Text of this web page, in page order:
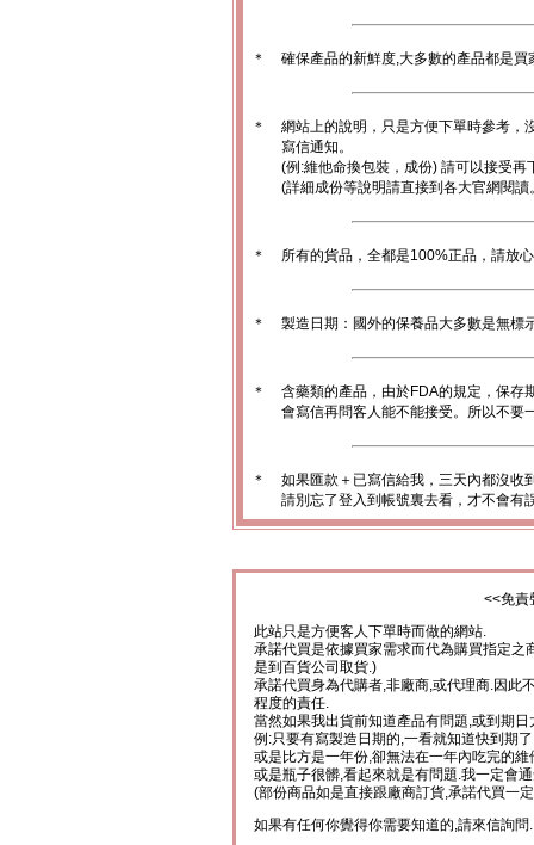
＊ 確保產品的新鮮度,大多數的產品都是
＊
網站上的說明，只是方便下單時參考，
寫信通知。
(例:維他命換包裝，成份) 請可以接受再
(詳細成份等說明請直接到各大官網閱讀
＊ 所有的貨品，全都是100%正品，請放
＊ 製造日期：國外的保養品大多數是無標
＊
含藥類的產品，由於FDA的規定，保存
會寫信再問客人能不能接受。所以不要
＊
如果匯款＋已寫信給我，三天內都沒收
請別忘了登入到帳號裏去看，才不會有
<<免責
此站只是方便客人下單時而做的網站.
承諾代買是依據買家需求而代為購買指定之
是到百貨公司取貨.)
承諾代買身為代購者,非廠商,或代理商.因此
程度的責任.
當然如果我出貨前知道產品有問題,或到期
例:只要有寫製造日期的,一看就知道快到期
或是比方是一年份,卻無法在一年內吃完的維
或是瓶子很髒,看起來就是有問題.我一定會
(部份商品如是直接跟廠商訂貨,承諾代買一
如果有任何你覺得你需要知道的,請來信詢問.